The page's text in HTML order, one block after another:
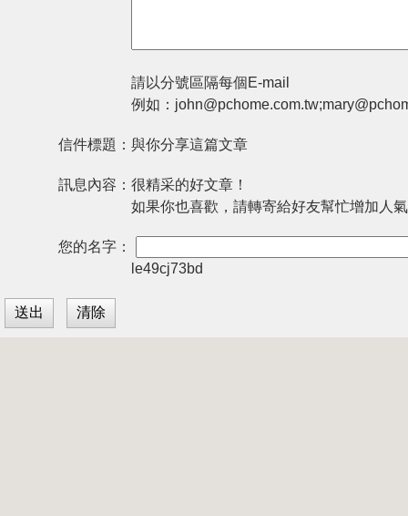
請以分號區隔每個E-mail
例如：
信件標題： 與你分享這篇文章
訊息內容： 很精采的好文章！
如果你也喜歡，請轉寄給好友幫忙增加人
您的名字：
le49cj73bd